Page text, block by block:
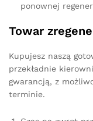
ponownej
Towar
Kupujesz naszą
przekładnie
gwarancją, z
terminie.